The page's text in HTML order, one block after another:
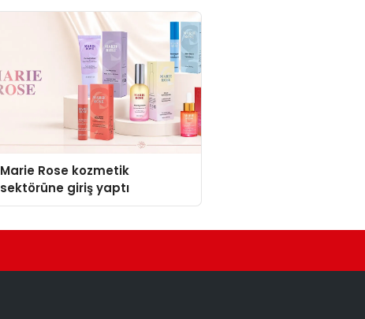
Marie Rose kozmetik
sektörüne giriş yaptı